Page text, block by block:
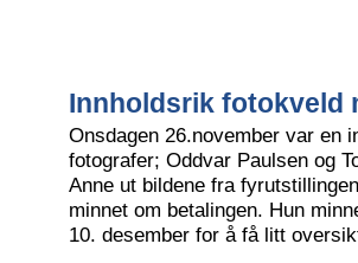
Innholdsrik fotokveld
Onsdagen 26.november var en
fotografer; Oddvar Paulsen og
Anne ut bildene fra
minnet om betalingen. Hun
10. desember for å få litt